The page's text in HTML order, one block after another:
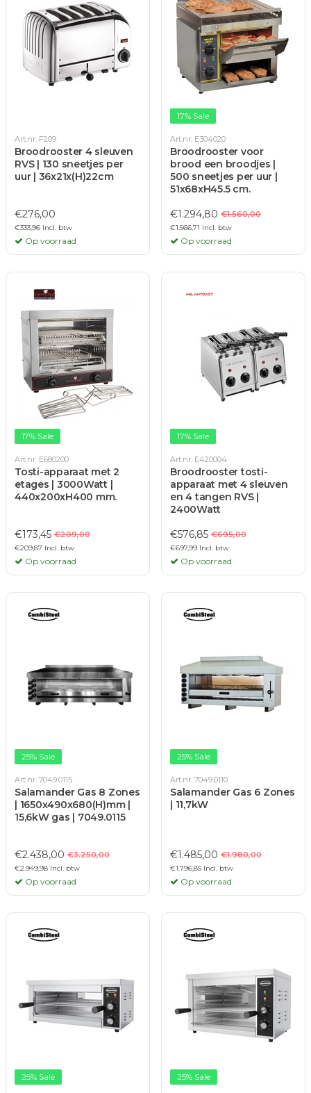
Art.nr. F209
Broodrooster 4 sleuven
RVS | 130 sneetjes per
uur | 36x21x(H)22cm
€276,00
€333,96 Incl. btw
Op voorraad
17% Sale
Art.nr. E304020
Broodrooster voor
brood een broodjes |
500 sneetjes per uur |
51x68xH45.5 cm.
€1.294,80 €1.560,00
€1.566,71 Incl. btw
Op voorraad
17% Sale
Art.nr. E680200
Tosti-apparaat met 2
etages | 3000Watt |
440x200xH400 mm.
€173,45 €209,00
€209,87 Incl. btw
Op voorraad
17% Sale
Art.nr. E420004
Broodrooster tosti-
apparaat met 4 sleuven
en 4 tangen RVS |
2400Watt
€576,85 €695,00
€697,99 Incl. btw
Op voorraad
25% Sale
Art.nr. 7049.0115
Salamander Gas 8 Zones
| 1650x490x680(H)mm |
15,6kW gas | 7049.0115
€2.438,00 €3.250,00
€2.949,98 Incl. btw
Op voorraad
25% Sale
Art.nr. 7049.0110
Salamander Gas 6 Zones
| 11,7kW
€1.485,00 €1.980,00
€1.796,85 Incl. btw
Op voorraad
25% Sale 25% Sale